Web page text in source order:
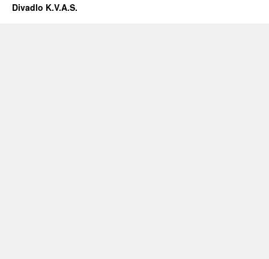
Divadlo K.V.A.S.